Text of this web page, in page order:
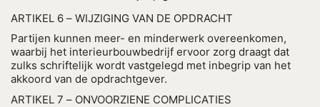
ARTIKEL 6 – WIJZIGING VAN DE OPDRACHT
Partijen kunnen meer- en minderwerk overeenkomen,
waarbij het interieurbouwbedrijf ervoor zorg draagt dat
zulks schriftelijk wordt vastgelegd met inbegrip van het
akkoord van de opdrachtgever.
ARTIKEL 7 – ONVOORZIENE COMPLICATIES